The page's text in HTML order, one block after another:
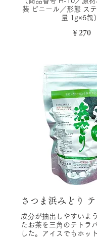
装 ビニール／形態 ス
量 1g×6包）
￥270
さつま浜みどり
成分が抽出しやすいよ
たお茶を三角のテトラ
した。アイスでもホッ